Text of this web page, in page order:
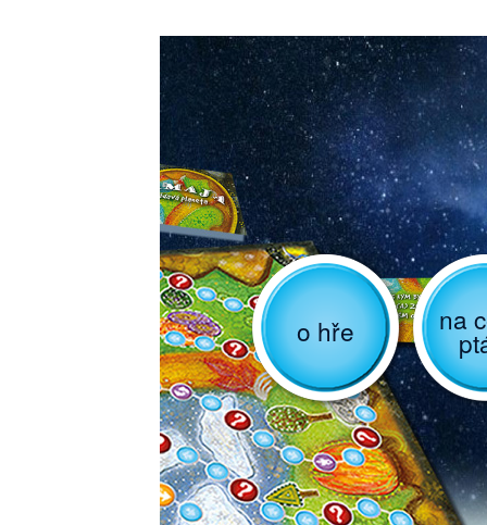
o hře na